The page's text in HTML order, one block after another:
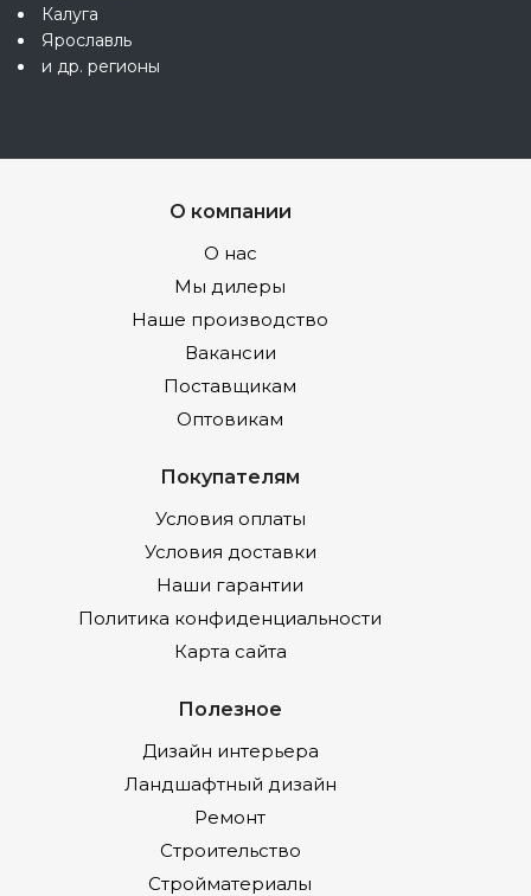
Калуга
Ярославль
и др. регионы
О компании
О нас
Мы дилеры
Наше производство
Вакансии
Поставщикам
Оптовикам
Покупателям
Условия оплаты
Условия доставки
Наши гарантии
Политика конфиденциальности
Карта сайта
Полезное
Дизайн интерьера
Ландшафтный дизайн
Ремонт
Строительство
Стройматериалы